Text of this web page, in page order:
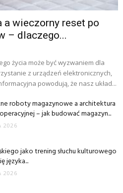
a wieczorny reset po
– dlaczego...
życia może być wyzwaniem dla
z urządzeń elektronicznych,
powodują, że nasz układ...
roboty magazynowe a architektura
– jak budować magazyn...
2026
jako trening słuchu kulturowego
języka...
2026